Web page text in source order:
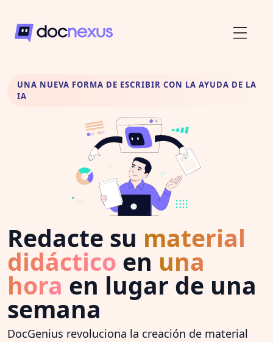
UNA NUEVA FORMA DE ESCRIBIR CON LA AYUDA DE LA
IA
Redacte su material
didáctico en una
hora en lugar de una
semana
DocGenius revoluciona la creación de material